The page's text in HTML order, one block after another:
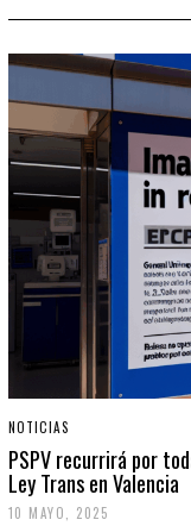
NOTICIAS
PSPV recurrirá por
Ley Trans en Valencia
10 MAYO, 2025